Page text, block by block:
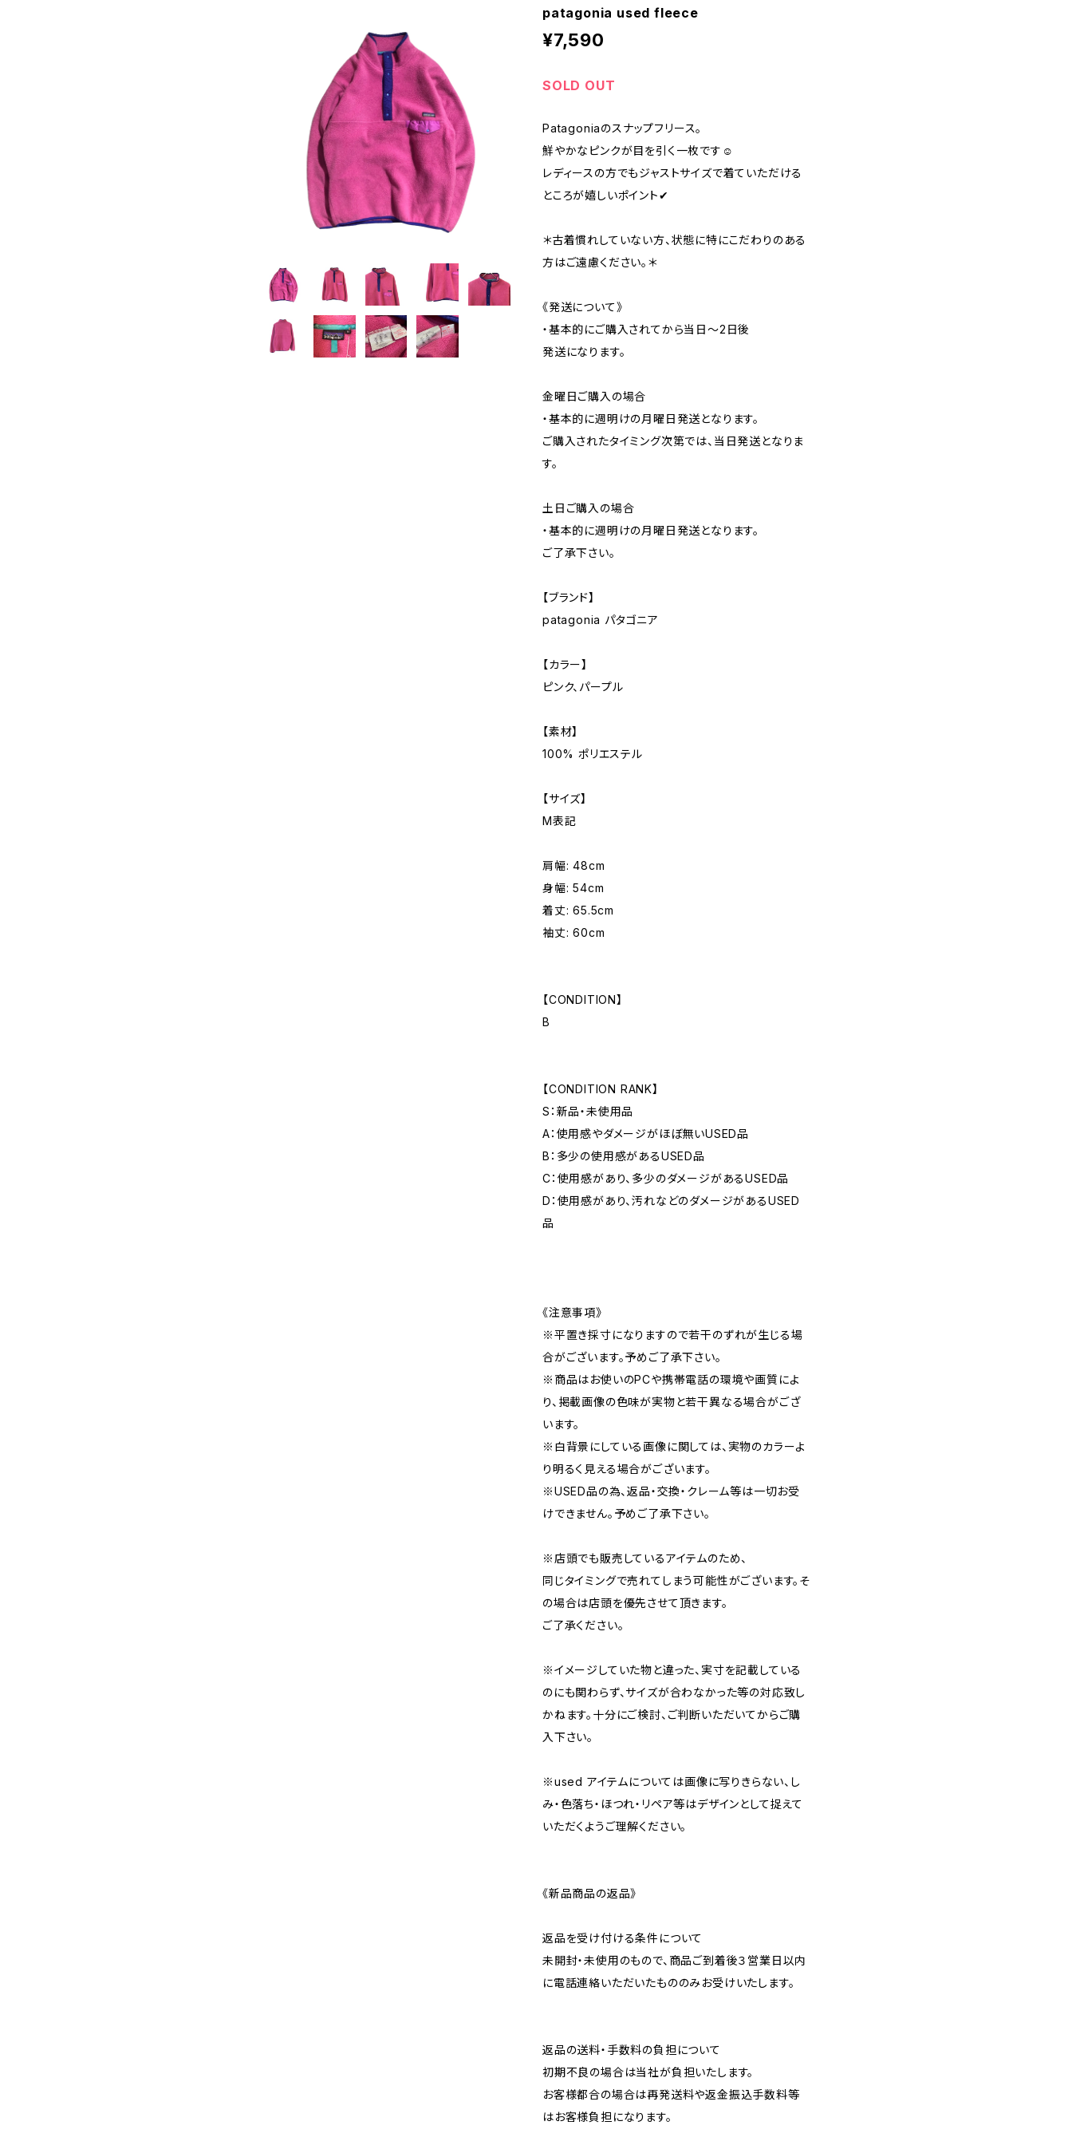
patagonia used fleece
¥7,590
SOLD OUT
Patagoniaのスナップフリース。
鮮やかなピンクが目を引く一枚です☺︎
レディースの方でもジャストサイズで着ていただける
ところが嬉しいポイント✔︎
＊古着慣れしていない方、状態に特にこだわりのある
方はご遠慮ください。＊
《発送について》
・基本的にご購入されてから当日〜2日後
発送になります。
金曜日ご購入の場合
・基本的に週明けの月曜日発送となります。
ご購入されたタイミング次第では、当日発送となりま
す。
土日ご購入の場合
・基本的に週明けの月曜日発送となります。
ご了承下さい。
【ブランド】
patagonia パタゴニア
【カラー】
ピンク、パープル
【素材】
100% ポリエステル
【サイズ】
M表記
肩幅: 48cm
身幅: 54cm
着丈: 65.5cm
袖丈: 60cm
【CONDITION】
B
【CONDITION RANK】
S：新品・未使用品
A：使用感やダメージがほぼ無いUSED品
B：多少の使用感があるUSED品
C：使用感があり、多少のダメージがあるUSED品
D：使用感があり、汚れなどのダメージがあるUSED
品
《注意事項》
※平置き採寸になりますので若干のずれが生じる場
合がございます。予めご了承下さい。
※商品はお使いのPCや携帯電話の環境や画質によ
り、掲載画像の色味が実物と若干異なる場合がござ
います。
※白背景にしている画像に関しては、実物のカラーよ
り明るく見える場合がございます。
※USED品の為、返品・交換・クレーム等は一切お受
けできません。予めご了承下さい。
※店頭でも販売しているアイテムのため、
同じタイミングで売れてしまう可能性がございます。そ
の場合は店頭を優先させて頂きます。
ご了承ください。
※イメージしていた物と違った、実寸を記載している
のにも関わらず、サイズが合わなかった等の対応致し
かねます。十分にご検討、ご判断いただいてからご購
入下さい。
※used アイテムについては画像に写りきらない、し
み・色落ち・ほつれ・リペア等はデザインとして捉えて
いただくようご理解ください。
《新品商品の返品》
返品を受け付ける条件について
未開封・未使用のもので、商品ご到着後３営業日以内
に電話連絡いただいたもののみお受けいたします。
返品の送料・手数料の負担について
初期不良の場合は当社が負担いたします。
お客様都合の場合は再発送料や返金振込手数料等
はお客様負担になります。